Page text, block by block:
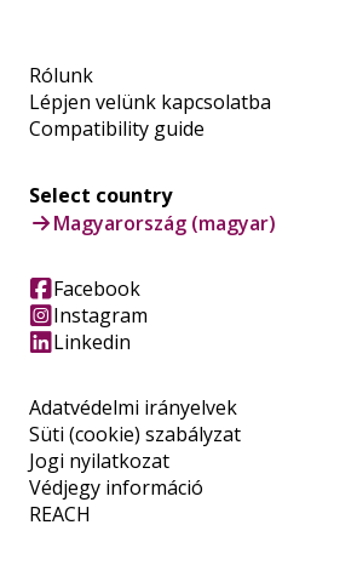
Rólunk
Lépjen velünk kapcsolatba
Compatibility guide
Adatvédelmi irányelvek
Süti (cookie) szabályzat
Jogi nyilatkozat
Védjegy információ
REACH
Select country
Magyarország (magyar)
Facebook
Instagram
Linkedin